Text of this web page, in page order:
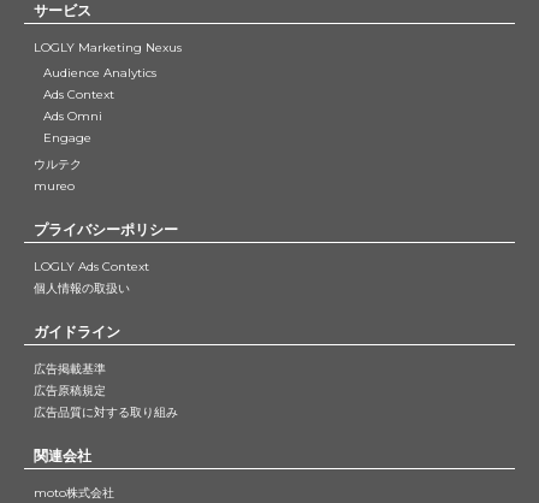
サービス
LOGLY Marketing Nexus
Audience Analytics
Ads Context
Ads Omni
Engage
ウルテク
mureo
プライバシーポリシー
LOGLY Ads Context
個人情報の取扱い
ガイドライン
広告掲載基準
広告原稿規定
広告品質に対する取り組み
関連会社
moto株式会社